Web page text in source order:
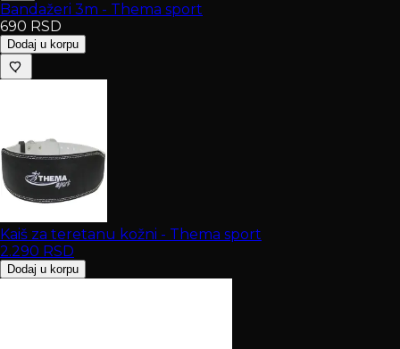
Bandažeri 3m - Thema sport
690 RSD
Dodaj u korpu
Kaiš za teretanu kožni - Thema sport
2.290 RSD
Dodaj u korpu